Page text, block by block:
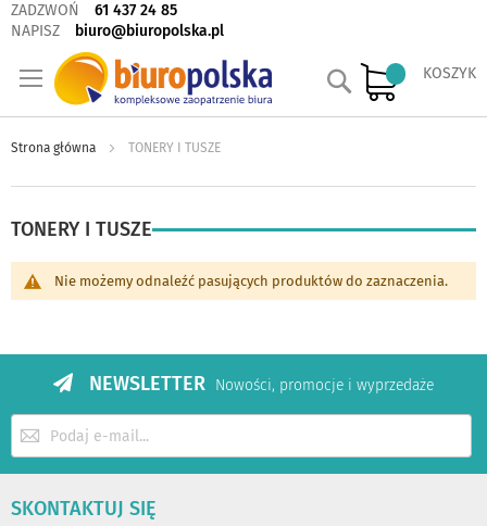
ZADZWOŃ
61 437 24 85
NAPISZ
biuro@biuropolska.pl
KOSZYK
Szukaj
Strona główna TONERY I TUSZE
TONERY I TUSZE
Nie możemy odnaleźć pasujących produktów do zaznaczenia.
NEWSLETTER Nowości, promocje i wyprzedaże
Subskrybuj
nasz
SKONTAKTUJ SIĘ